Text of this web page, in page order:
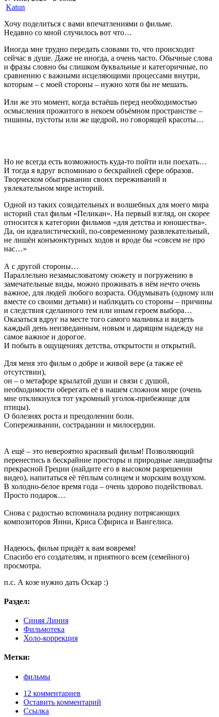
Katun
Хочу поделиться с вами впечатлениями о фильме.
Недавно со мной случилось вот что…
Иногда мне трудно передать словами то, что происходит
сейчас в душе. Даже не иногда, а очень часто. Обычные слова
и фразы словно бы слишком буквальные и категоричные, по
сравнению с важными исцеляющими процессами внутри,
которым – с моей стороны – нужно хотя бы не мешать.
Или же это момент, когда встаёшь перед необходимостью
осмысления прожитого в некоем объёмном пространстве –
тишины, пустоты или же щедрой, но говорящей красоты…
Но не всегда есть возможность куда-то пойти или поехать…
И тогда я вдруг вспоминаю о бескрайней сфере образов.
Творческом обыгрывании своих переживаний и
увлекательном мире историй.
Одной из таких созидательных и волшебных для моего мира
историй стал фильм «Пеликан». На первый взгляд, он скорее
относится к категории фильмов «для детства и юношества».
Да, он идеалистический, по-современному развлекательный,
не лишён конъюнктурных ходов и вроде бы «совсем не про
нас…»
А с другой стороны…
Параллельно незамысловатому сюжету и погружению в
замечательные виды, можно проживать в нём нечто очень
важное, для людей любого возраста. Обдумывать (одному или
вместе со своими детьми) и наблюдать со стороны – причины
и следствия сделанного тем или иным героем выбора…
Оказаться вдруг на месте того самого мальчика и видеть
каждый день неизведанным, новым и дарящим надежду на
самое важное и дорогое.
И побыть в ощущениях детства, открытости и открытий.
Для меня это фильм о добре и живой вере (а также её
отсутствии),
он – о метафоре крылатой души и связи с душой,
необходимости оберегать её в нашем сложном мире (очень
мне откликнулся тот укромный уголок-прибежище для
птицы).
О болезнях роста и преодолении боли.
Сопереживании, сострадании и милосердии.
А ещё – это невероятно красивый фильм! Позволяющий
перенестись в бескрайние просторы и природные ландшафты
прекрасной Греции (найдите его в высоком разрешении
видео), напитаться её тёплым солнцем и морским воздухом.
В холодно-белое время года – очень здорово подействовал.
Просто подарок…
Снова с радостью вспоминала родину потрясающих
композиторов Янни, Криса Сфириса и Вангелиса.
Надеюсь, фильм придёт к вам вовремя!
Спасибо его создателям, и приятного всем (семейного)
просмотра.
п.с. А козе нужно дать Оскар :)
Раздел:
Синяя Линия
Фильмотека
Холо-коррекция
Метки:
фильмы
12 комментариев
Оставить комментарий
Ссылка